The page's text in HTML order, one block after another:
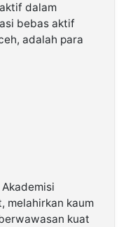
dalam
bebas aktif
adalah para
melahirkan kaum
kuat